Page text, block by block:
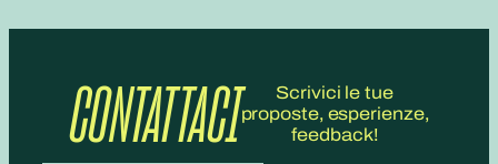
CONTATTACI
Scrivici le tue
proposte, esperienze,
feedback!